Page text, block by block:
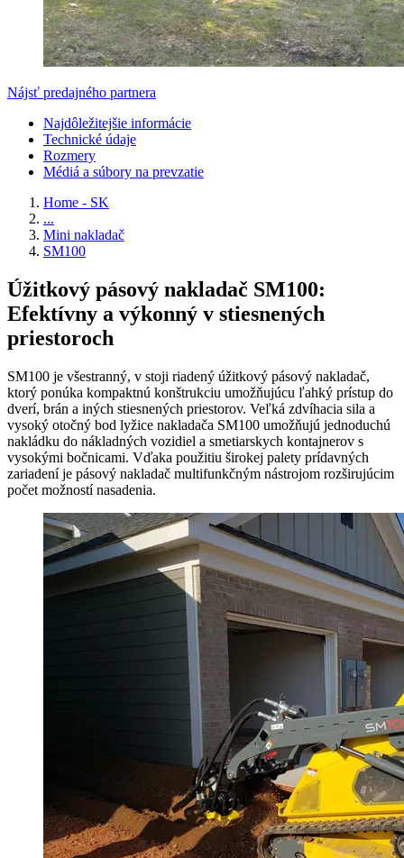
Nájsť predajného partnera
Najdôležitejšie informácie
Technické údaje
Rozmery
Médiá a súbory na prevzatie
Home - SK
...
Mini nakladač
SM100
Úžitkový pásový nakladač SM100:
Efektívny a výkonný v stiesnených
priestoroch
SM100 je všestranný, v stoji riadený úžitkový pásový nakladač,
ktorý ponúka kompaktnú konštrukciu umožňujúcu ľahký prístup do
dverí, brán a iných stiesnených priestorov. Veľká zdvíhacia sila a
vysoký otočný bod lyžice nakladača SM100 umožňujú jednoduchú
nakládku do nákladných vozidiel a smetiarskych kontajnerov s
vysokými bočnicami. Vďaka použitiu širokej palety prídavných
zariadení je pásový nakladač multifunkčným nástrojom rozširujúcim
počet možností nasadenia.